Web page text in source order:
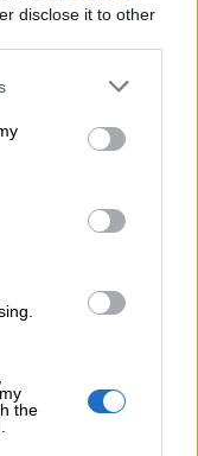
disclose it to other
the
risvolti
i bambini